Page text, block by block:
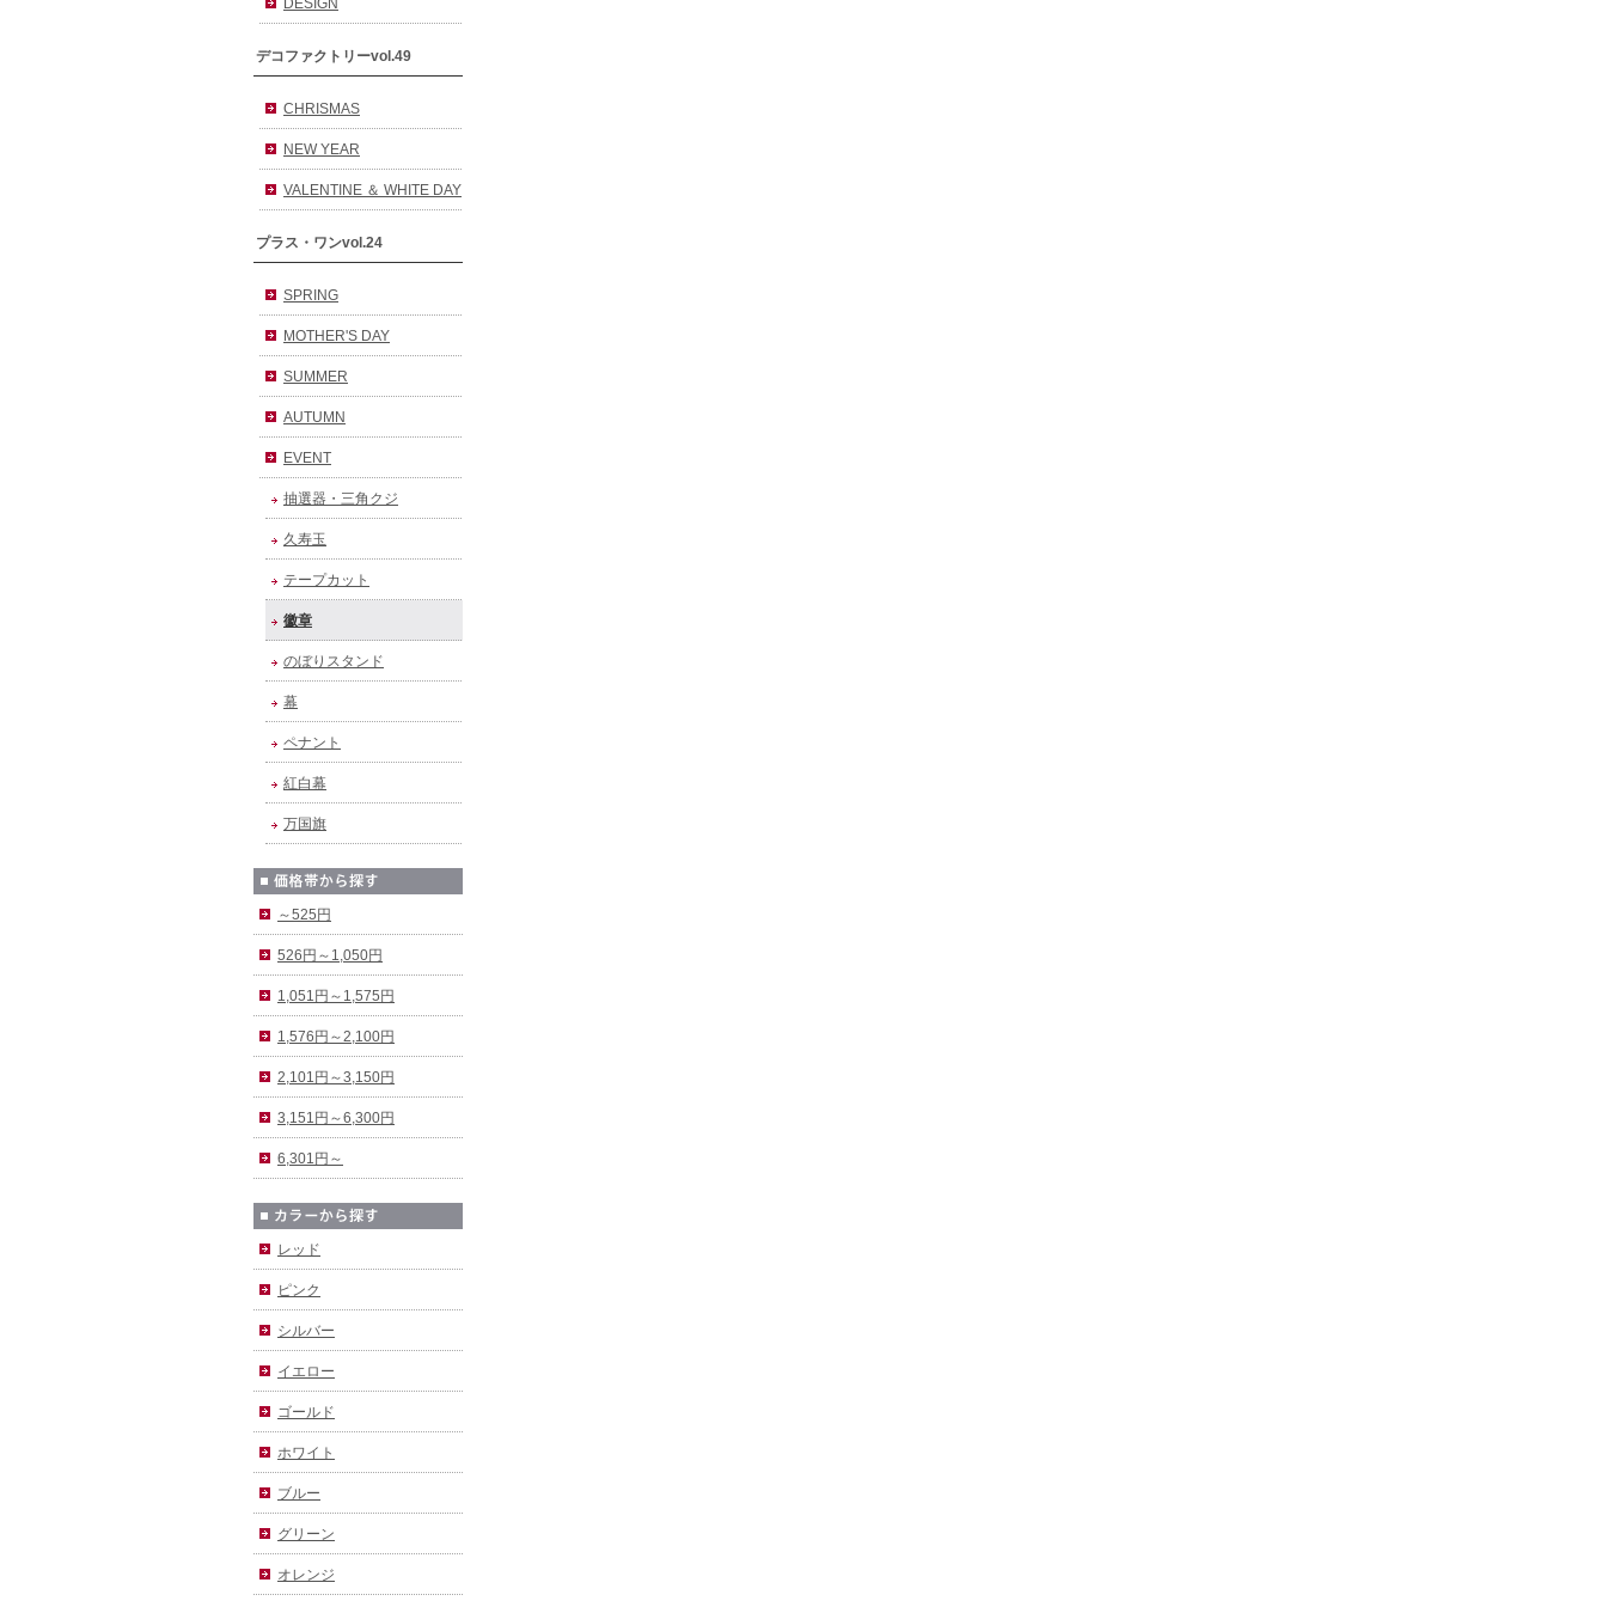
DESIGN
デコファクトリーvol.49
CHRISMAS
NEW YEAR
VALENTINE ＆ WHITE DAY
プラス・ワンvol.24
SPRING
MOTHER'S DAY
SUMMER
AUTUMN
EVENT
抽選器・三角クジ
久寿玉
テープカット
徽章
のぼりスタンド
幕
ペナント
紅白幕
万国旗
～525円
526円～1,050円
1,051円～1,575円
1,576円～2,100円
2,101円～3,150円
3,151円～6,300円
6,301円～
レッド
ピンク
シルバー
イエロー
ゴールド
ホワイト
ブルー
グリーン
オレンジ